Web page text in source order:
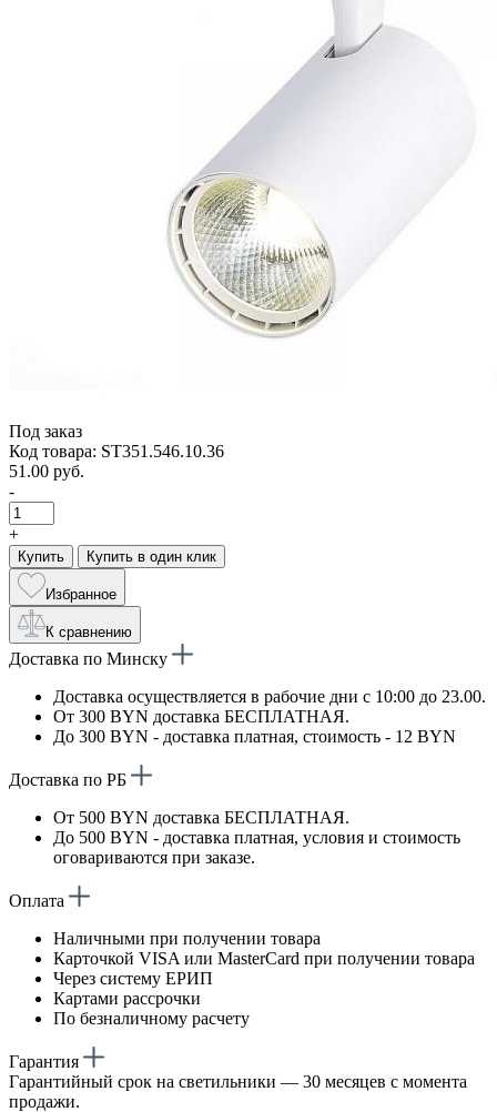
Под заказ
Код товара: ST351.546.10.36
51.00 руб.
-
+
Купить Купить в один клик
Избранное
К сравнению
Доставка по Минску
Доставка осуществляется в рабочие дни с 10:00 до 23.00.
От 300 BYN доставка БЕСПЛАТНАЯ.
До 300 BYN - доставка платная, стоимость - 12 BYN
Доставка по РБ
От 500 BYN доставка БЕСПЛАТНАЯ.
До 500 BYN - доставка платная, условия и стоимость
оговариваются при заказе.
Оплата
Наличными при получении товара
Карточкой VISA или MasterCard при получении товара
Через систему ЕРИП
Картами рассрочки
По безналичному расчету
Гарантия
Гарантийный срок на светильники — 30 месяцев с момента
продажи.